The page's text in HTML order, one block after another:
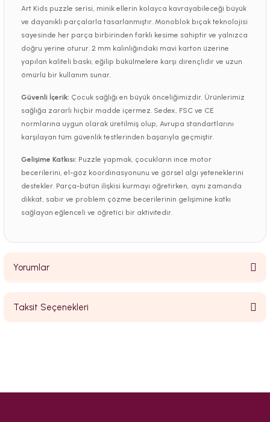
Art Kids puzzle serisi, minik ellerin kolayca kavrayabileceği büyük
ve dayanıklı parçalarla tasarlanmıştır. Monoblok bıçak teknolojisi
sayesinde her parça birbirinden farklı kesime sahiptir ve yalnızca
doğru yerine oturur. 2 mm kalınlığındaki mavi karton üzerine
yapılan kaliteli baskı, eğilip bükülmelere karşı dirençlidir ve uzun
ömürlü bir kullanım sunar.
Güvenli İçerik: Çocuk sağlığı en büyük önceliğimizdir. Ürünlerimiz
sağlığa zararlı hiçbir madde içermez. Sedex, FSC ve CE
normlarına uygun olarak üretilmiş olup, Avrupa standartlarını
karşılayan tüm güvenlik testlerinden başarıyla geçmiştir.
Gelişime Katkısı: Puzzle yapmak, çocukların ince motor
becerilerini, el-göz koordinasyonunu ve görsel algı yeteneklerini
destekler. Parça-bütün ilişkisi kurmayı öğretirken, aynı zamanda
dikkat, sabır ve problem çözme becerilerinin gelişimine katkı
sağlayan eğlenceli ve öğretici bir aktivitedir.
Yorumlar
Taksit Seçenekleri